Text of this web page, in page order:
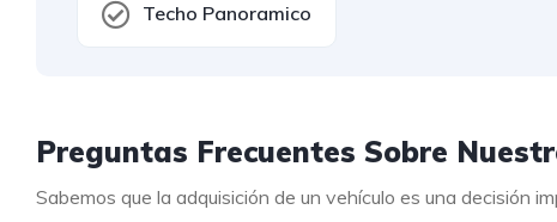
Techo Panoramico
Preguntas Frecuentes Sobre
Sabemos que la adquisición de un vehículo es una decisión